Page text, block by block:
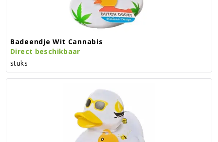
Badeendje Wit Cannabis
Direct beschikbaar
stuks